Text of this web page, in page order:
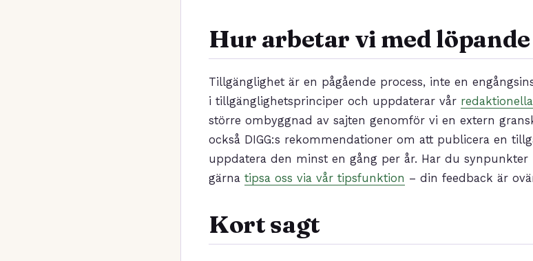
Hur arbetar vi med
Tillgänglighet är en pågående process, inte en
i tillgänglighetsprinciper och uppdaterar vår
större ombyggnad av sajten genomför vi en extern
också DIGG:s rekommendationer om att publicera en
uppdatera den minst en gång per år. Har du
gärna tipsa oss via vår tipsfunktion – din feedback är
Kort sagt